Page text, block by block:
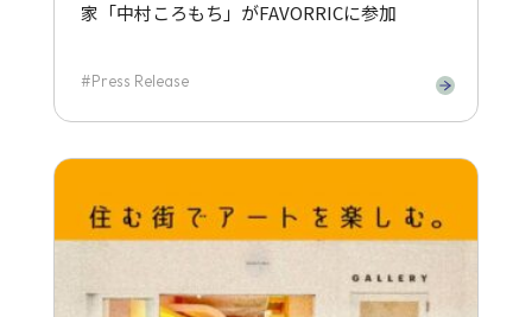
家「中村ころもち」がFAVORRICに参加
Press Release